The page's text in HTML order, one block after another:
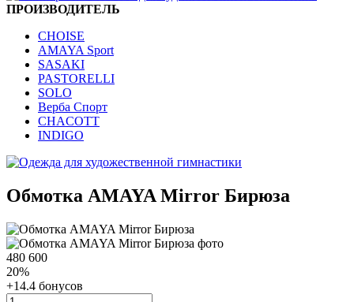
ПРОИЗВОДИТЕЛЬ
CHOISE
AMAYA Sport
SASAKI
PASTORELLI
SOLO
Верба Спорт
CHACOTT
INDIGO
Обмотка AMAYA Mirror Бирюза
480 600
20%
+14.4 бонусов